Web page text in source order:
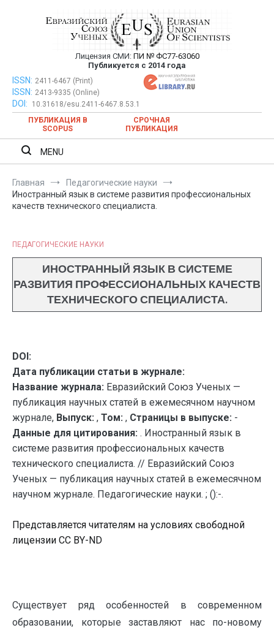
Евразийский Союз Ученых —
публикация научных статей в
ежемесячном научном журнале
Лицензия СМИ: ПИ № ФС77-63060
Публикуется с 2014 года
Евразийский Союз Ученых — публикация научных статей в
ежемесячном научном журнале
ISSN: 2411-6467 (Print)
ISSN: 2413-9335 (Online)
DOI:
10.31618/esu.2411-6467.8.53.1
ПУБЛИКАЦИЯ В
SCOPUS
СРОЧНАЯ
ПУБЛИКАЦИЯ
MENU
Главная
Педагогические науки
Иностранный язык в системе развития профессиональных
качеств технического специалиста.
ПЕДАГОГИЧЕСКИЕ НАУКИ
ИНОСТРАННЫЙ ЯЗЫК В СИСТЕМЕ
РАЗВИТИЯ ПРОФЕССИОНАЛЬНЫХ КАЧЕСТВ
ТЕХНИЧЕСКОГО СПЕЦИАЛИСТА.
DOI:
Дата публикации статьи в журнале:
Название журнала: Евразийский Союз Ученых —
публикация научных статей в ежемесячном научном
журнале, Выпуск: , Том: , Страницы в выпуске: -
Данные для цитирования: . Иностранный язык в
системе развития профессиональных качеств
технического специалиста. // Евразийский Союз
Ученых — публикация научных статей в ежемесячном
научном журнале. Педагогические науки. ; ():-.
Представляется читателям на условиях свободной
лицензии CC BY-ND
Существует ряд особенностей в современном
образовании, которые заставляют нас по-новому